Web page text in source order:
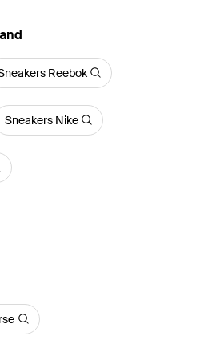
Reebok
Sneakers Nike